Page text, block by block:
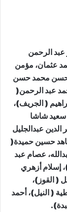
عبد الرحمن
عثمان، مؤمن
حسن محمد حسن
عبد الرحمن(
( الجريف)،
سعيد شاشا
عبدالجليل
حسين حميدة(
عصام عبد
إسلام أزهري
( القوز)،
( النيل)، أحمد